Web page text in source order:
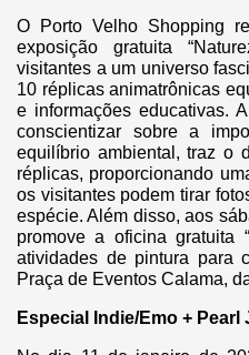
O Porto Velho Shopping
exposição gratuita
visitantes a um universo
10 réplicas animatrônicas
e informações educativas.
conscientizar sobre a
equilíbrio ambiental, traz o
réplicas, proporcionando
os visitantes podem tirar
espécie. Além disso, aos
promove a oficina gratuita
atividades de pintura para
Praça de Eventos Calama,
Especial Indie/Emo +